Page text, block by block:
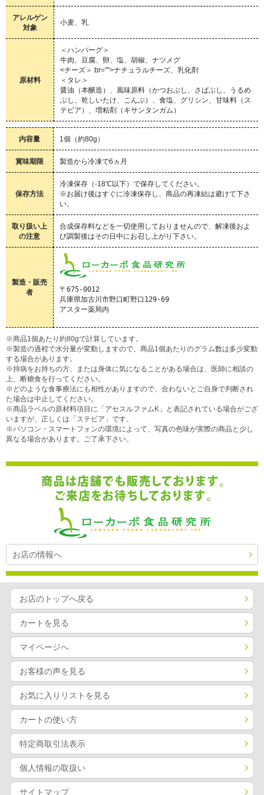
アレルゲン
対象
小麦、乳
原材料
＜ハンバーグ＞
牛肉、豆腐、卵、塩、胡椒、ナツメグ
<チーズ＞ br="">ナチュラルチーズ、乳化剤
＜タレ＞
醤油（本醸造）、風味原料（かつおぶし、さばぶし、うるめ
ぶし、乾しいたけ、こんぶ）、食塩、グリシン、甘味料（ス
テビア）、増粘剤（キサンタンガム）
内容量 1個（約80g）
賞味期限 製造から冷凍で6ヵ月
保存方法
冷凍保存（-18℃以下）で保存してください。
※お届け後はすぐに冷凍保存し、商品の再凍結は避けて下さ
い。
取り扱い上
の注意
合成保存料などを一切使用しておりませんので、解凍後およ
び調製後はその日中にお召し上がり下さい。
製造・販売
者
〒675-0012
兵庫県加古川市野口町野口129-69
※商品1個あたり約80gで計算しています。
※製造の過程で水分量が変動しますので、商品1個あたりのグラム数は多少変動
する場合があります。
※持病をお持ちの方、または身体に気になることがある場合は、医師に相談の
上、断糖食を行ってください。
※どのような食事療法にも相性がありますので、合わないとご自身で判断され
た場合は中止してください。
※商品ラベルの原材料項目に「アセスルファムK」と表記されている場合がござ
いますが、正しくは「ステビア」です。
※パソコン・スマートフォンの環境によって、写真の色味が実際の商品と少し
異なる場合があります。ご了承下さい。
お店の情報へ
お店のトップへ戻る
カートを見る
マイページへ
お客様の声を見る
お気に入りリストを見る
カートの使い方
特定商取引法表示
個人情報の取扱い
サイトマップ